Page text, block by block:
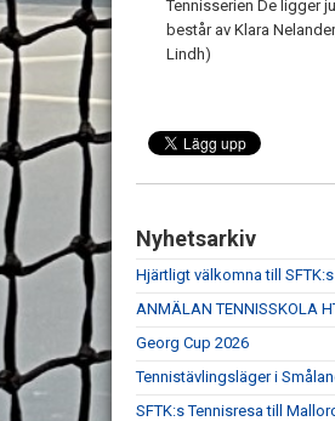
Tennisserien De ligger
består av Klara
Lindh)
Nyhetsarkiv
Hjärtligt välkomna till
ANMÄLAN TENNISSKOLA
Georg Cup 2026
Tennistävlingsläger i
SFTK:s Tennisresa till